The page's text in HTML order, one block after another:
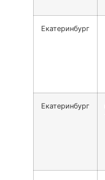
Екатеринбург
Екатеринбург